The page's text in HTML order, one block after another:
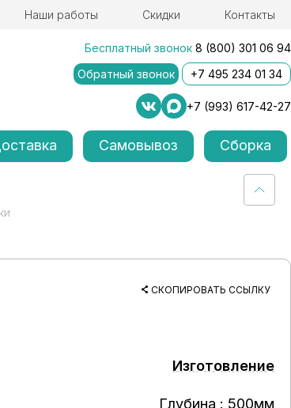
Наши работы Скидки Контакты
Бесплатный звонок 8 (800) 301 06 94
Обратный звонок
+7 495 234 01 34
+7 (993) 617-42-27
Самовывоз Сборка
СКОПИРОВАТЬ ССЫЛКУ
Изготовление
Глубина : 500мм